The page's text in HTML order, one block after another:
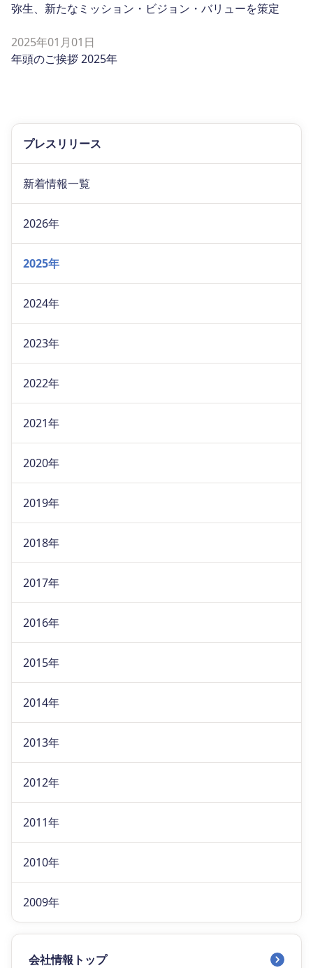
弥生、新たなミッション・ビジョン・バリューを策定
2025年01月01日
年頭のご挨拶 2025年
プレスリリース
新着情報一覧
2026年
2025年
2024年
2023年
2022年
2021年
2020年
2019年
2018年
2017年
2016年
2015年
2014年
2013年
2012年
2011年
2010年
2009年
会社情報トップ